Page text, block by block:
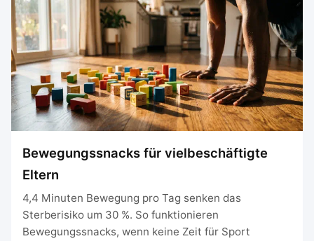
Bewegungssnacks für vielbeschäftigte
Eltern
4,4 Minuten Bewegung pro Tag senken das
Sterberisiko um 30 %. So funktionieren
Bewegungssnacks, wenn keine Zeit für Sport